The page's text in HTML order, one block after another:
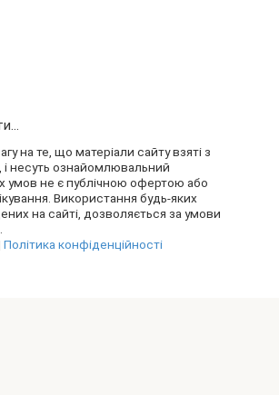
на те, що матеріали сайту взяті з
несуть ознайомлювальний
умов не є публічною офертою або
Використання будь-яких
на сайті, дозволяється за умови
Політика конфіденційності